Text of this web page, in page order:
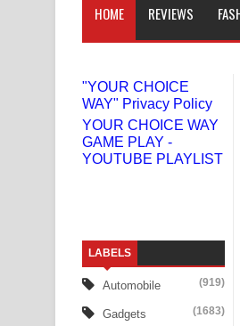
Numba Dun
Liyamuda Dan
Doni Song
Benthara
Sanda Babalena
HOME REVIEWS
"YOUR CHOICE
WAY" Privacy Policy
YOUR CHOICE WAY
GAME PLAY -
YOUTUBE PLAYLIST
LABELS
Automobile (919)
Gadgets (1683)